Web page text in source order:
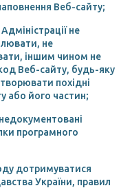
Веб-сайту;
не
не
іншим чином не
Веб-сайту, будь-яку
похідні
або його частин;
програмного
дотримуватися
України, правил